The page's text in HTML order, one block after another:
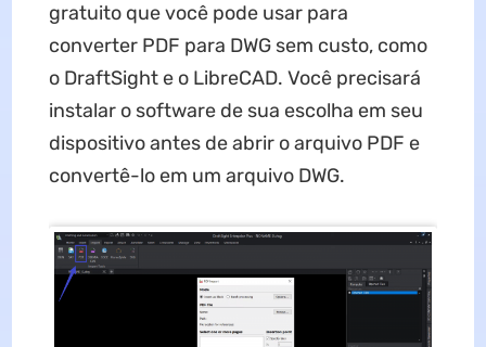
gratuito que você pode usar para
converter PDF para DWG sem custo, como
o DraftSight e o LibreCAD. Você precisará
instalar o software de sua escolha em seu
dispositivo antes de abrir o arquivo PDF e
convertê-lo em um arquivo DWG.